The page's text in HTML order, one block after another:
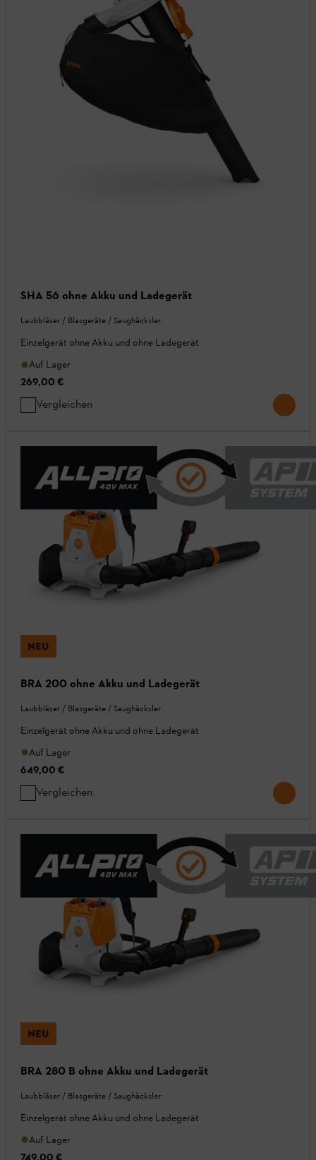
SHA 56 ohne Akku und Ladegerät
Laubbläser / Blasgeräte / Saughäcksler
Einzelgerät ohne Akku und ohne Ladegerät
Auf Lager
269,00 €
Vergleichen
NEU
BRA 200 ohne Akku und Ladegerät
Laubbläser / Blasgeräte / Saughäcksler
Einzelgerät ohne Akku und ohne Ladegerät
Auf Lager
649,00 €
Vergleichen
NEU
BRA 280 B ohne Akku und Ladegerät
Laubbläser / Blasgeräte / Saughäcksler
Einzelgerät ohne Akku und ohne Ladegerät
Auf Lager
749,00 €